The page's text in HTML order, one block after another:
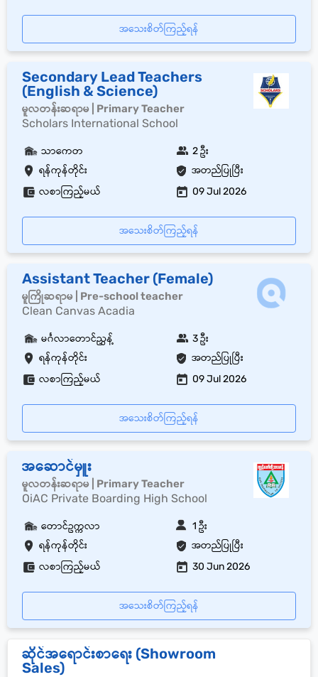
အသေးစိတ်ကြည့်ရန်
Secondary Lead Teachers
(English & Science)
မူလတန်းဆရာမ | Primary Teacher
Scholars International School
ရန်ကုန်တိုင်း အတည်ပြုပြီး
သာကေတ 2 ဦး
လစာကြည့်မယ် 09 Jul 2026
အသေးစိတ်ကြည့်ရန်
Assistant Teacher (Female)
မူကြိုဆရာမ | Pre-school teacher
Clean Canvas Acadia
ရန်ကုန်တိုင်း အတည်ပြုပြီး
မင်္ဂလာတောင်ညွှန့် 3 ဦး
လစာကြည့်မယ် 09 Jul 2026
အသေးစိတ်ကြည့်ရန်
အဆောင်မှူး
မူလတန်းဆရာမ | Primary Teacher
OiAC Private Boarding High School
ရန်ကုန်တိုင်း အတည်ပြုပြီး
တောင်ဥက္ကလာ 1 ဦး
လစာကြည့်မယ် 30 Jun 2026
အသေးစိတ်ကြည့်ရန်
ဆိုင်အရောင်းစာရေး (Showroom
Sales)